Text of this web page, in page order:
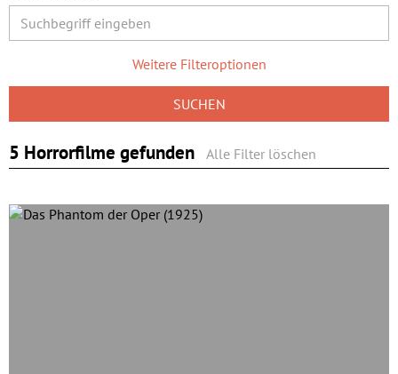
Weitere Filteroptionen
SUCHEN
5 Horrorfilme gefunden Alle Filter löschen